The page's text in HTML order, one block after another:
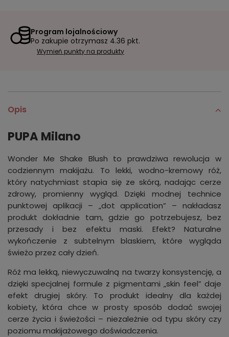
Program lojalnościowy
Po zakupie otrzymasz 4.36 pkt.
Wymień punkty na produkty
Opis
PUPA Milano
Wonder Me Shake Blush to prawdziwa rewolucja w
codziennym makijażu. To lekki, wodno-kremowy róż,
który natychmiast stapia się ze skórą, nadając cerze
zdrowy, promienny wygląd. Dzięki modnej technice
punktowej aplikacji – „dot application” – nakładasz
produkt dokładnie tam, gdzie go potrzebujesz, bez
przesady i bez efektu maski. Efekt? Naturalne
wykończenie z subtelnym blaskiem, które wygląda
świeżo przez cały dzień.
Róż ma lekką, niewyczuwalną na twarzy konsystencję, a
dzięki specjalnej formule z pigmentami „skin feel” daje
efekt drugiej skóry. To produkt idealny dla każdej
kobiety, która chce w prosty sposób dodać swojej
cerze życia i świeżości – niezależnie od typu skóry czy
poziomu makijażowego doświadczenia.